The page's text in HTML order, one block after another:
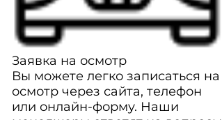
Заявка на осмотр
Вы можете легко записаться на
осмотр через сайта, телефон
или онлайн-форму. Наши